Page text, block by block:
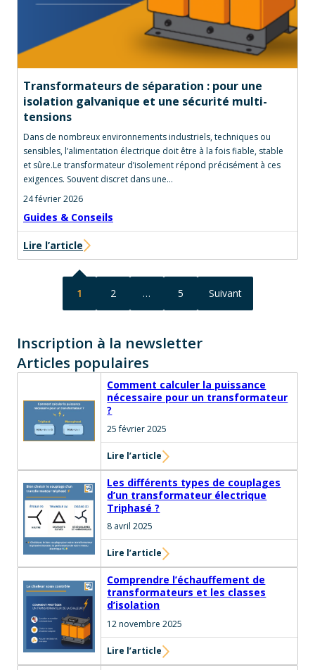
Transformateurs de séparation : pour une
isolation galvanique et une sécurité multi-
tensions
Dans de nombreux environnements industriels, techniques ou
sensibles, l’alimentation électrique doit être à la fois fiable, stable
et sûre.Le transformateur d’isolement répond précisément à ces
exigences. Souvent discret dans une…
24 février 2026
Guides & Conseils
Lire l’article
1 2 … 5 Suivant
Inscription à la newsletter
Articles populaires
Comment calculer la puissance
nécessaire pour un transformateur
?
25 février 2025
Lire l’article
Les différents types de couplages
d’un transformateur électrique
Triphasé ?
8 avril 2025
Lire l’article
Comprendre l’échauffement de
transformateurs et les classes
d’isolation
12 novembre 2025
Lire l’article